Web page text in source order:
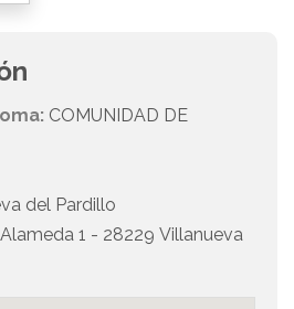
COMUNIDAD DE
del Pardillo
1 - 28229 Villanueva